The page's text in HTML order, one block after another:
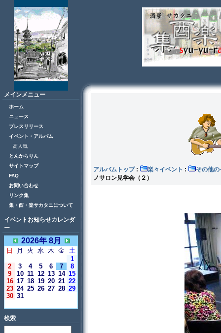
メインメニュー
ホーム
ニュース
プレスリリース
イベント・アルバム
高人気
とんからりん
サイトマップ
FAQ
お問い合わせ
リンク集
集・酉・楽サカタニについて
イベントお知らせカレンダ
ー
2026年 8月
日 月 火 水 木 金 土
1
2
3 4 5 6 7
8
9
10 11 12 13 14 15
16 17 18 19 20 21 22
23 24 25 26 27 28 29
30 31
検索
アルバムトップ: 楽々イベント :
その
ノサロン見学会（２）